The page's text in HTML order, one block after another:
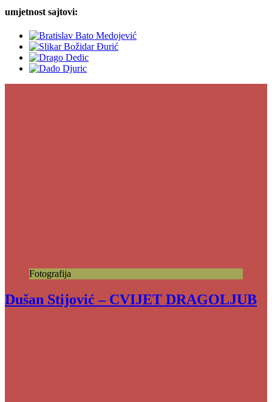
umjetnost sajtovi:
Fotografija
Dušan Stijović – CVIJET DRAGOLJUB